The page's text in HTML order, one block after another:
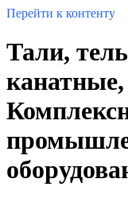
Перейти к контенту
Тали,